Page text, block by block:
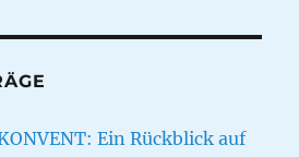
Ein Rückblick auf